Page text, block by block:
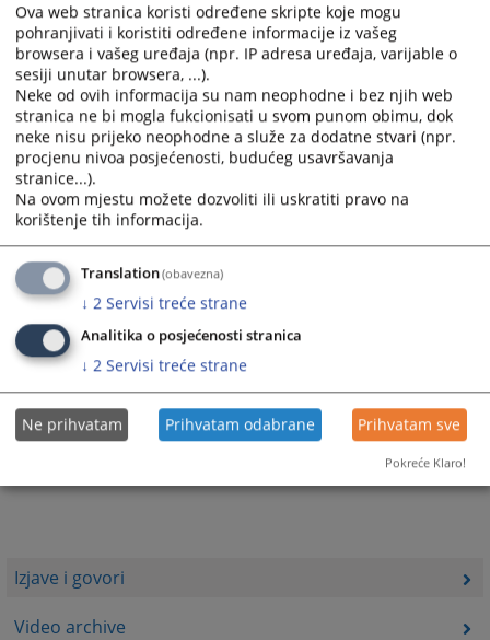
Izjave i govori
Video archive
Trenutno nema vijesti
Ova web stranica koristi određene skripte koje mogu
pohranjivati i koristiti određene informacije iz vašeg
browsera i vašeg uređaja (npr. IP adresa uređaja, varijable o
sesiji unutar browsera, ...).
Neke od ovih informacija su nam neophodne i bez njih web
stranica ne bi mogla fukcionisati u svom punom obimu, dok
neke nisu prijeko neophodne a služe za dodatne stvari (npr.
procjenu nivoa posjećenosti, budućeg usavršavanja
stranice...).
Na ovom mjestu možete dozvoliti ili uskratiti pravo na
korištenje tih informacija.
Translation(obavezna)
↓ 2 Servisi treće strane
Analitika o posjećenosti stranica
↓ 2 Servisi treće strane
Ne prihvatam Prihvatam odabrane Prihvatam sve
Pokreće Klaro!